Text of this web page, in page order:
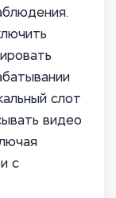
слот
видео
с